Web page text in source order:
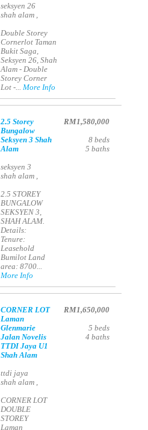
seksyen 26
shah alam ,
Double Storey
Cornerlot Taman
Bukit Saga,
Seksyen 26, Shah
Alam - Double
Storey Corner
Lot -...More Info
2.5 Storey
Bungalow
Seksyen 3 Shah
Alam
seksyen 3
shah alam ,
2.5 STOREY
BUNGALOW
SEKSYEN 3,
SHAH ALAM.
Details:
Tenure:
Leasehold
Bumilot Land
area: 8700...
More Info
RM1,580,000
8 beds
5 baths
CORNER LOT
Laman
Glenmarie
Jalan Novelis
TTDI Jaya U1
Shah Alam
ttdi jaya
shah alam ,
CORNER LOT
DOUBLE
STOREY
Laman
RM1,650,000
5 beds
4 baths